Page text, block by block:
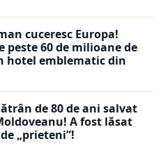
cuceresc Europa!
peste 60 de milioane de
hotel emblematic din
de 80 de ani salvat
A fost lăsat
„prieteni”!